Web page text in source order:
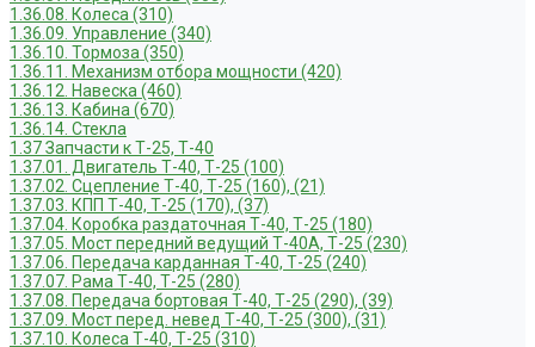
1.36.08. Колеса (310)
1.36.09. Управление (340)
1.36.10. Тормоза (350)
1.36.11. Механизм отбора мощности (420)
1.36.12. Навеска (460)
1.36.13. Кабина (670)
1.36.14. Стекла
1.37 Запчасти к Т-25, Т-40
1.37.01. Двигатель Т-40, Т-25 (100)
1.37.02. Сцепление Т-40, Т-25 (160), (21)
1.37.03. КПП Т-40, Т-25 (170), (37)
1.37.04. Коробка раздаточная Т-40, Т-25 (180)
1.37.05. Мост передний ведущий Т-40А, Т-25 (230)
1.37.06. Передача карданная Т-40, Т-25 (240)
1.37.07. Рама Т-40, Т-25 (280)
1.37.08. Передача бортовая Т-40, Т-25 (290), (39)
1.37.09. Мост перед. невед Т-40, Т-25 (300), (31)
1.37.10. Колеса Т-40, Т-25 (310)